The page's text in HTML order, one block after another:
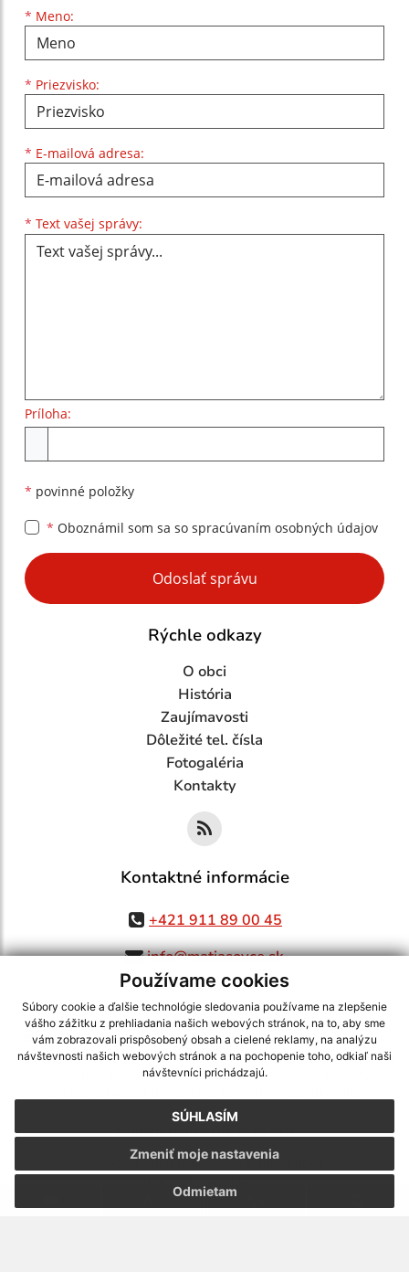
Používame cookies
Súbory cookie a ďalšie technológie sledovania používame na zlepšenie
vášho zážitku z prehliadania našich webových stránok, na to, aby sme
vám zobrazovali prispôsobený obsah a cielené reklamy, na analýzu
návštevnosti našich webových stránok a na pochopenie toho, odkiaľ naši
návštevníci prichádzajú.
SÚHLASÍM
Odmietam
Zmeniť moje nastavenia
* Meno:
Meno
* Priezvisko:
Priezvisko
* E-mailová adresa:
E-mailová adresa
* Text vašej správy:
Príloha:
* povinné položky
* Oboznámil som sa so spracúvaním osobných údajov
Google reCaptcha Response
Odoslať správu
Rýchle odkazy
O obci
História
Zaujímavosti
Dôležité tel. čísla
Fotogaléria
Kontakty
Kontaktné informácie
+421 911 89 00 45
info@matiasovce.sk
využite možnosť získavania aktuálnych informácií s využitím RSS
CMS systém (redakčný) systém ECHELON 2,Mapa stránok,web portál
webex.digital, s.r.o.,domény,registrácia domény
Posledná aktualizácia:05.08.2026
Vytlačiť stránku|Vyhlásenie o prístupnosti